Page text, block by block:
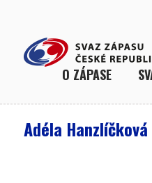
O ZÁPASE
Adéla